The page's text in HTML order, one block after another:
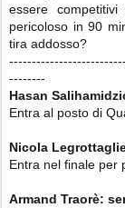
essere
pericoloso in 90
tira addosso?
--------
Hasan
Entra al posto di
Nicola
Entra nel finale per
Armand Traorè: